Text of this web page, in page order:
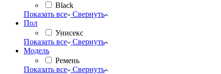
Black
Показать все
Свернуть
Пол
Унисекс
Показать все
Свернуть
Модель
Ремень
Показать все
Свернуть